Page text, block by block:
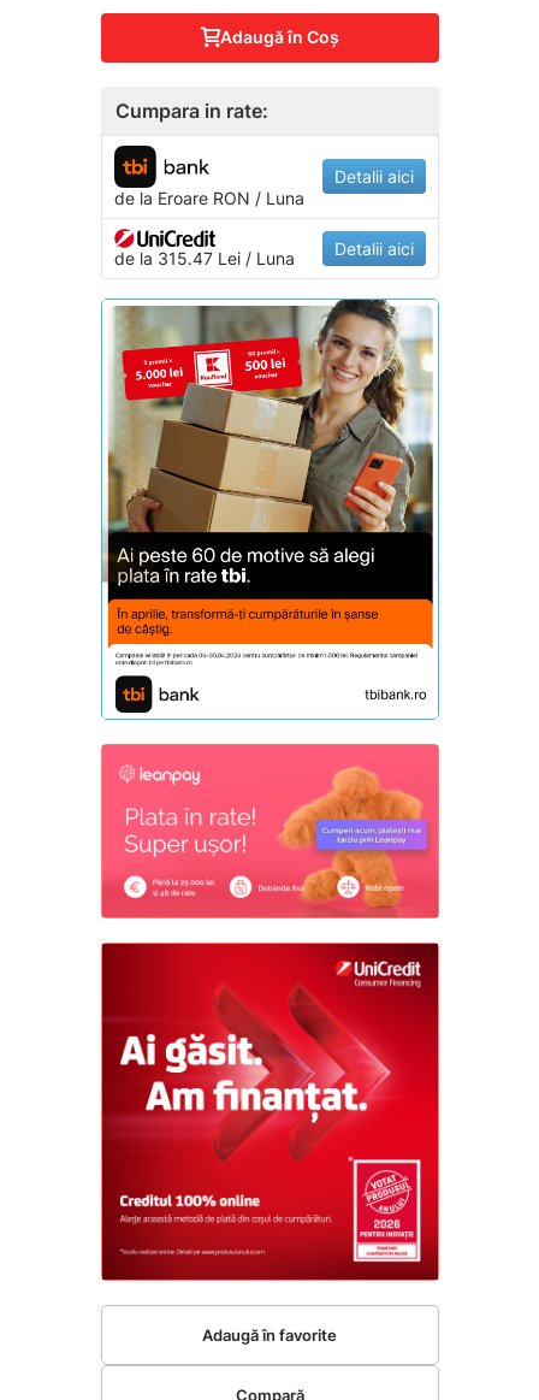
Adaugă în Coş
Cumpara in rate:
de la EroareRON / Luna
Detalii aici
de la 315.47 Lei / Luna Detalii aici
Adaugă în favorite
Compară